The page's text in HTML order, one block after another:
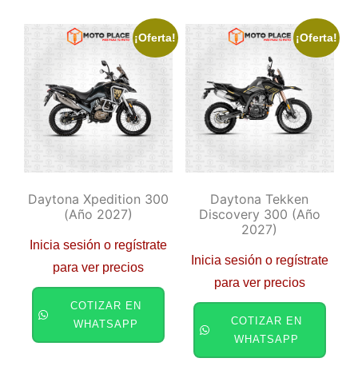
¡Oferta!
Daytona Xpedition 300
(año 2027)
Inicia sesión o regístrate
para ver precios
COTIZAR EN
WHATSAPP
¡Oferta!
Daytona Tekken
Discovery 300 (año
2027)
Inicia sesión o regístrate
para ver precios
COTIZAR EN
WHATSAPP